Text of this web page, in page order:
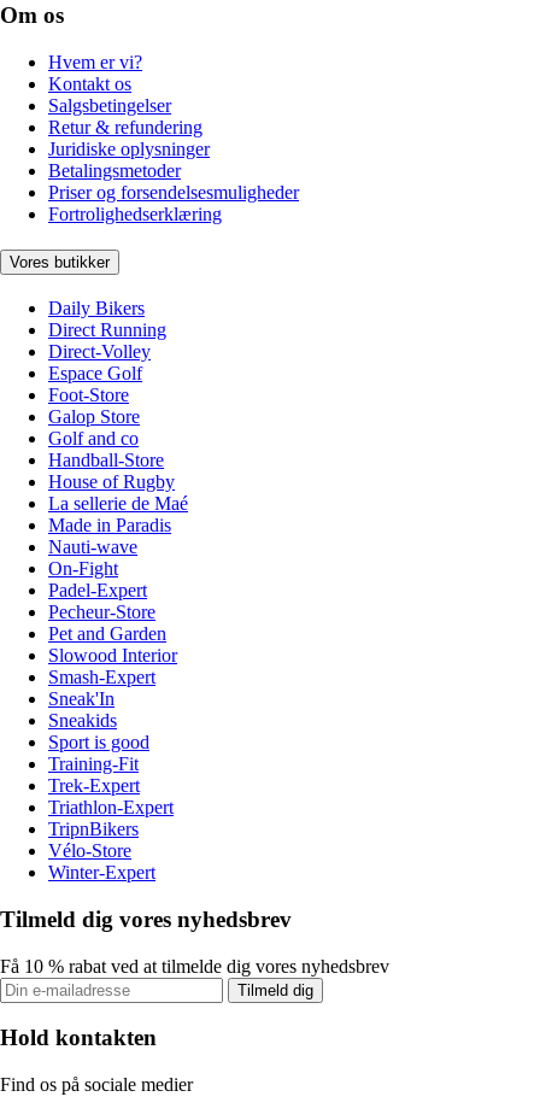
Om os
Hvem er vi?
Kontakt os
Salgsbetingelser
Retur & refundering
Juridiske oplysninger
Betalingsmetoder
Priser og forsendelsesmuligheder
Fortrolighedserklæring
Vores butikker
Daily Bikers
Direct Running
Direct-Volley
Espace Golf
Foot-Store
Galop Store
Golf and co
Handball-Store
House of Rugby
La sellerie de Maé
Made in Paradis
Nauti-wave
On-Fight
Padel-Expert
Pecheur-Store
Pet and Garden
Slowood Interior
Smash-Expert
Sneak'In
Sneakids
Sport is good
Training-Fit
Trek-Expert
Triathlon-Expert
TripnBikers
Vélo-Store
Winter-Expert
Tilmeld dig vores nyhedsbrev
Få 10 % rabat ved at tilmelde dig vores nyhedsbrev
Tilmeld dig
Hold kontakten
Find os på sociale medier